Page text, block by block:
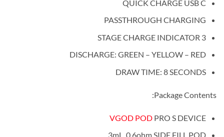
QUICK CHARGE USB C
PASSTHROUGH CHARGING
3 STAGE CHARGE INDICATOR
DISCHARGE: GREEN – YELLOW – RED
DRAW TIME: 8 SECONDS
Package Contents:
VGOD POD PRO S DEVICE
3mL, 0.6ohm SIDE FILL POD